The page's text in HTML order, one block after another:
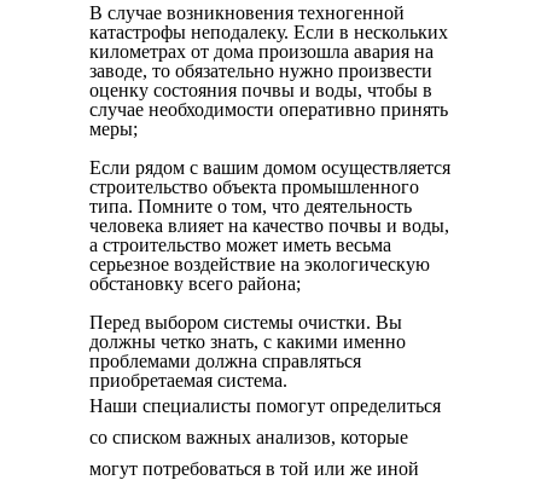
В случае возникновения техногенной
катастрофы неподалеку. Если в нескольких
километрах от дома произошла авария на
заводе, то обязательно нужно произвести
оценку состояния почвы и воды, чтобы в
случае необходимости оперативно принять
меры;
Если рядом с вашим домом осуществляется
строительство объекта промышленного
типа. Помните о том, что деятельность
человека влияет на качество почвы и воды,
а строительство может иметь весьма
серьезное воздействие на экологическую
обстановку всего района;
Перед выбором системы очистки. Вы
должны четко знать, с какими именно
проблемами должна справляться
приобретаемая система.
Наши специалисты помогут определиться
со списком важных анализов, которые
могут потребоваться в той или же иной